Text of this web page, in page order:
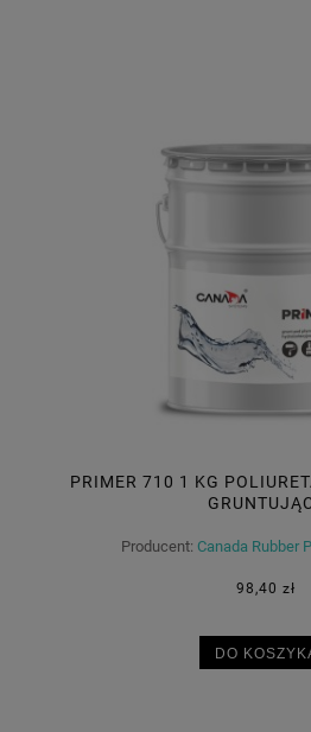
PRIMER 710 1 KG
Producent: Canada Rubber
98,40 zł
DO